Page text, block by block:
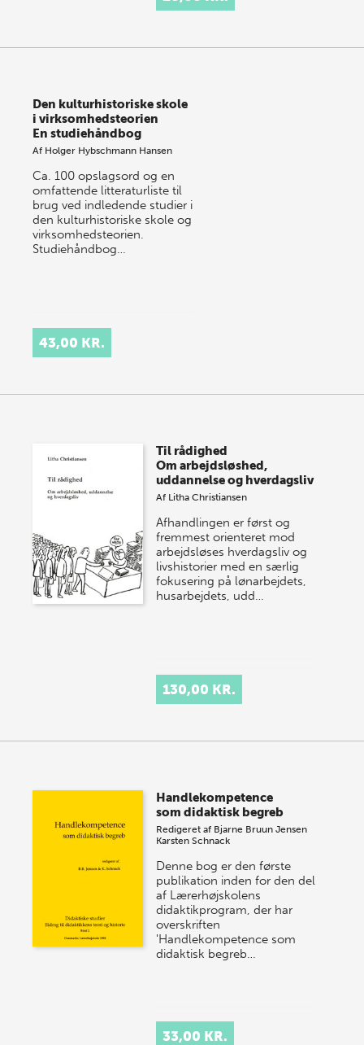
Den kulturhistoriske skole
i virksomhedsteorien
En studiehåndbog
Af Holger Hybschmann Hansen
Ca. 100 opslagsord og en
omfattende litteraturliste til
brug ved indledende studier i
den kulturhistoriske skole og
virksomhedsteorien.
Studiehåndbog…
43,00 KR.
Til rådighed
Om arbejdsløshed,
uddannelse og hverdagsliv
Af Litha Christiansen
Afhandlingen er først og
fremmest orienteret mod
arbejdsløses hverdagsliv og
livshistorier med en særlig
fokusering på lønarbejdets,
husarbejdets, udd…
130,00 KR.
Handlekompetence
som didaktisk begreb
Redigeret af Bjarne Bruun Jensen
Karsten Schnack
Denne bog er den første
publikation inden for den del
af Lærerhøjskolens
didaktikprogram, der har
overskriften
'Handlekompetence som
didaktisk begreb…
33,00 KR.